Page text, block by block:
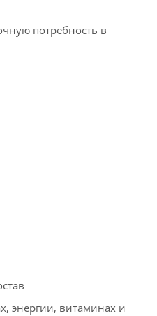
потребность в
энергии, витаминах и